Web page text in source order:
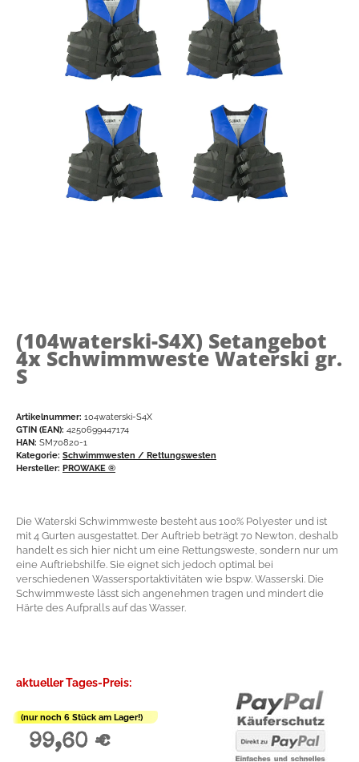
(104waterski-S4X) Setangebot
4x Schwimmweste Waterski gr.
S
Artikelnummer: 104waterski-S4X
GTIN (EAN): 4250699447174
HAN: SM70820-1
Kategorie: Schwimmwesten / Rettungswesten
Hersteller: PROWAKE ®
Die Waterski Schwimmweste besteht aus 100% Polyester und ist
mit 4 Gurten ausgestattet. Der Auftrieb beträgt 70 Newton, deshalb
handelt es sich hier nicht um eine Rettungsweste, sondern nur um
eine Auftriebshilfe. Sie eignet sich jedoch optimal bei
verschiedenen Wassersportaktivitäten wie bspw. Wasserski. Die
Schwimmweste lässt sich angenehmen tragen und mindert die
Härte des Aufpralls auf das Wasser.
aktueller Tages-Preis:
(nur noch 6 Stück am Lager!)
99,60 €